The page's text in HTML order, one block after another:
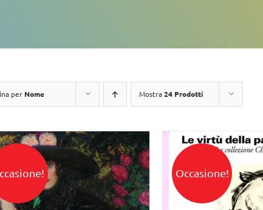
per Nome Mostra24 Prodotti
Occasione!